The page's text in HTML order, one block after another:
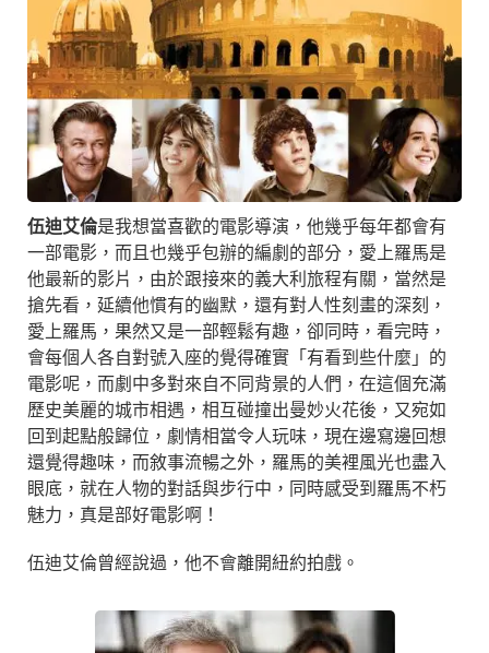
伍迪艾倫是我想當喜歡的電影導演，他幾乎每年都會有
一部電影，而且也幾乎包辦的編劇的部分，愛上羅馬是
他最新的影片，由於跟接來的義大利旅程有關，當然是
搶先看，延續他慣有的幽默，還有對人性刻畫的深刻，
愛上羅馬，果然又是一部輕鬆有趣，卻同時，看完時，
會每個人各自對號入座的覺得確實「有看到些什麼」的
電影呢，而劇中多對來自不同背景的人們，在這個充滿
歷史美麗的城市相遇，相互碰撞出曼妙火花後，又宛如
回到起點般歸位，劇情相當令人玩味，現在邊寫邊回想
還覺得趣味，而敘事流暢之外，羅馬的美裡風光也盡入
眼底，就在人物的對話與步行中，同時感受到羅馬不朽
魅力，真是部好電影啊！
伍迪艾倫曾經說過，他不會離開紐約拍戲。